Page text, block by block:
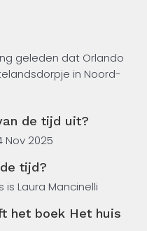
geleden dat Orlando
in Noord-
als schilder, net
formaliteit
Daar ziet hij dat het
besluit hij het te
vreemde
de tijd uit?
Nov 2025
tijd?
Laura Mancinelli
het boek Het huis